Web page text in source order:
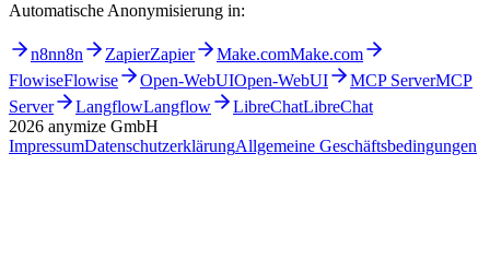
Automatische Anonymisierung in:
n8nn8n ZapierZapier Make.comMake.com
FlowiseFlowise Open-WebUIOpen-WebUI MCP ServerMCP
Server
LangflowLangflow LibreChatLibreChat
2026 anymize GmbH
ImpressumDatenschutzerklärungAllgemeine Geschäftsbedingungen